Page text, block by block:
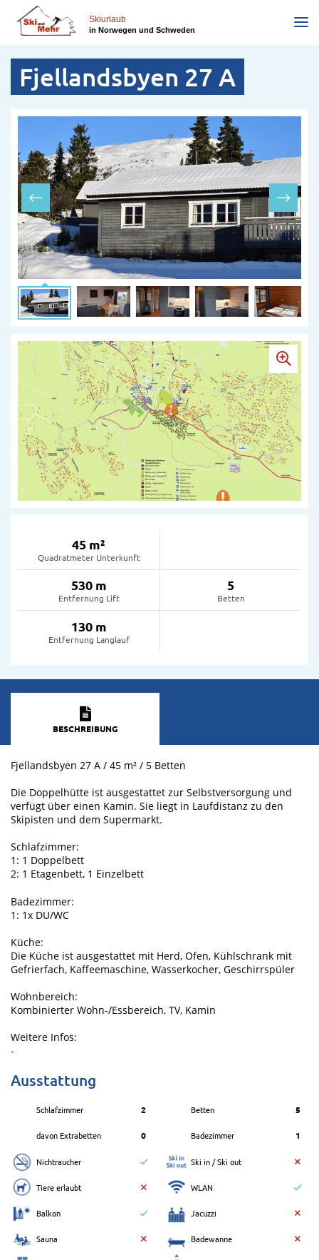
zum
Inhalt
Skiurlaub
in Norwegen und Schweden
Fjellandsbyen 27 A
45 m²
Quadratmeter Unterkunft
530 m
Entfernung Lift
5
Betten
130 m
Entfernung Langlauf
BESCHREIBUNG
Fjellandsbyen 27 A / 45 m² / 5 Betten
Die Doppelhütte ist ausgestattet zur Selbstversorgung und
verfügt über einen Kamin. Sie liegt in Laufdistanz zu den
Skipisten und dem Supermarkt.
Schlafzimmer:
1: 1 Doppelbett
2: 1 Etagenbett, 1 Einzelbett
Badezimmer:
1: 1x DU/WC
Küche:
Die Küche ist ausgestattet mit Herd, Ofen, Kühlschrank mit
Gefrierfach, Kaffeemaschine, Wasserkocher, Geschirrspüler
Wohnbereich:
Kombinierter Wohn-/Essbereich, TV, Kamin
Weitere Infos:
-
Ausstattung
Schlafzimmer 2 Betten 5
davon Extrabetten 0 Badezimmer 1
Nichtraucher Ski in / Ski out
Tiere erlaubt WLAN
Balkon Jacuzzi
Sauna Badewanne